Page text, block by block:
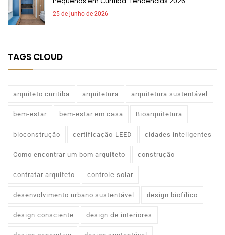
25 de junho de 2026
TAGS CLOUD
arquiteto curitiba arquitetura arquitetura sustentável
bem-estar bem-estar em casa Bioarquitetura
bioconstrução certificação LEED cidades inteligentes
Como encontrar um bom arquiteto construção
contratar arquiteto controle solar
desenvolvimento urbano sustentável design biofílico
design consciente design de interiores